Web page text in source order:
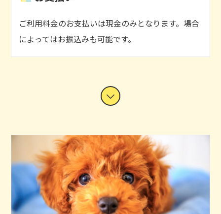
ご利用料金のお支払いは現金のみとなります。場合
によってはお振込みも可能です。